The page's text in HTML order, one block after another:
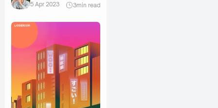
5 Apr 2023 3min read